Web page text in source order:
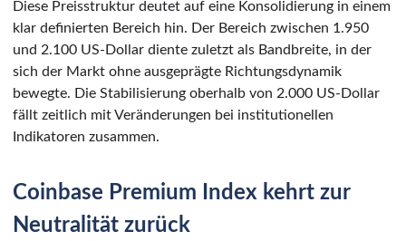
Diese Preisstruktur deutet auf eine Konsolidierung in einem
klar definierten Bereich hin. Der Bereich zwischen 1.950
und 2.100 US-Dollar diente zuletzt als Bandbreite, in der
sich der Markt ohne ausgeprägte Richtungsdynamik
bewegte. Die Stabilisierung oberhalb von 2.000 US-Dollar
fällt zeitlich mit Veränderungen bei institutionellen
Indikatoren zusammen.
Coinbase Premium Index kehrt zur
Neutralität zurück